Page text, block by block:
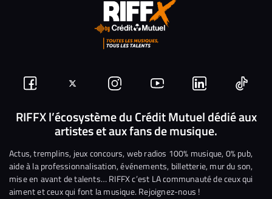
Suivez-
nous
Facebook
Suivez-
nous
sur
Twitter
Nous
rejoindre
sur
Instagram
Nous
rejoindre
sur
YouTube
Nous
rejoindre
sur
Linkedin
Nous
RIFFX l’écosystème du Crédit Mutuel dédié aux
artistes et aux fans de musique.
Actus, tremplins, jeux concours, web radios 100% musique, 0% pub,
aide à la professionnalisation, événements, billetterie, mur du son,
mise en avant de talents… RIFFX c’est LA communauté de ceux qui
aiment et ceux qui font la musique. Rejoignez-nous !